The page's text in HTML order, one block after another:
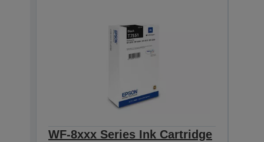
WF-8xxx Series Ink Cartridge